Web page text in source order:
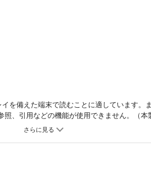
を備えた端末で読むことに適しています。
、引用などの機能が使用できません。（本
です。CDおよび音声データは付属しており
から830を目指す人に有効な対策が満載